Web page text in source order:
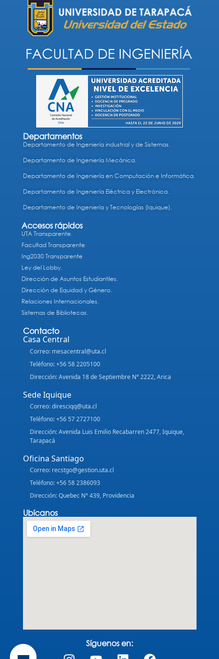
Departamentos
Departamento de Ingeniería industrial y de Sistemas.
Departamento de Ingeniería Mecánica.
Departamento de Ingeniería en Computación e Informática.
Departamento de Ingeniería Eléctrica y Electrónica.
Departamento de Ingeniería y Tecnologías (Iquique).
Accesos rápidos
UTA Transparente.
Facultad Transparente
Ing2030 Transparente
Ley del Lobby.
Dirección de Asuntos Estudiantiles.
Dirección de Equidad y Género.
Relaciones Internacionales.
Sistemas de Bibliotecas.
Contacto
Casa Central
Correo: mesacentral@uta.cl
Teléfono: +56 58 2205100
Dirección: Avenida 18 de Septiembre N° 2222, Arica
Sede Iquique
Correo: diresciqq@uta.cl
Teléfono: +56 57 2727100
Dirección: Avenida Luis Emilio Recabarren 2477, Iquique,
Tarapacá
Oficina Santiago
Correo: recstgo@gestion.uta.cl
Teléfono: +56 58 2386093
Dirección: Quebec N° 439, Providencia
Ubícanos
Síguenos en: